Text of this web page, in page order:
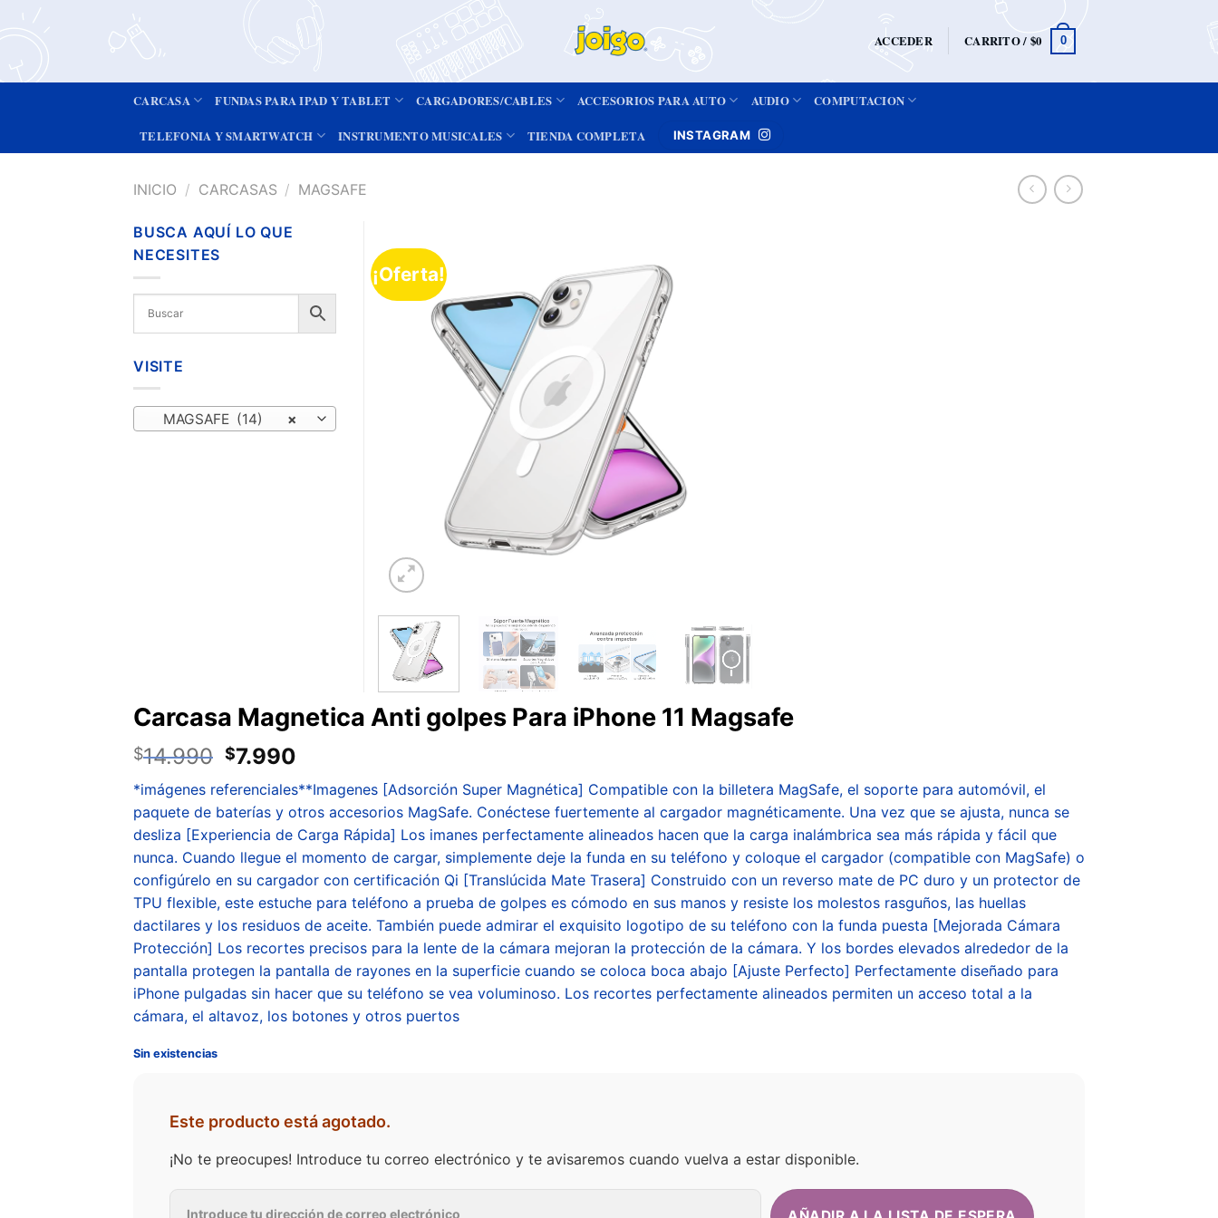
ACCEDER CARRITO / $0 0
CARCASA FUNDAS PARA IPAD Y TABLET CARGADORES/CABLES ACCESORIOS PARA AUTO AUDIO COMPUTACION
TELEFONIA Y SMARTWATCH INSTRUMENTO MUSICALES TIENDA COMPLETA INSTAGRAM
INICIO / CARCASAS / MAGSAFE
¡Oferta!
Carcasa Magnetica Anti golpes Para iPhone 11 Magsafe
$14.990 $7.990
*imágenes referenciales**Imagenes [Adsorción Super Magnética] Compatible con la billetera MagSafe, el soporte para automóvil, el
paquete de baterías y otros accesorios MagSafe. Conéctese fuertemente al cargador magnéticamente. Una vez que se ajusta, nunca se
desliza [Experiencia de Carga Rápida] Los imanes perfectamente alineados hacen que la carga inalámbrica sea más rápida y fácil que
nunca. Cuando llegue el momento de cargar, simplemente deje la funda en su teléfono y coloque el cargador (compatible con MagSafe) o
configúrelo en su cargador con certificación Qi [Translúcida Mate Trasera] Construido con un reverso mate de PC duro y un protector de
TPU flexible, este estuche para teléfono a prueba de golpes es cómodo en sus manos y resiste los molestos rasguños, las huellas
dactilares y los residuos de aceite. También puede admirar el exquisito logotipo de su teléfono con la funda puesta [Mejorada Cámara
Protección] Los recortes precisos para la lente de la cámara mejoran la protección de la cámara. Y los bordes elevados alrededor de la
pantalla protegen la pantalla de rayones en la superficie cuando se coloca boca abajo [Ajuste Perfecto] Perfectamente diseñado para
iPhone pulgadas sin hacer que su teléfono se vea voluminoso. Los recortes perfectamente alineados permiten un acceso total a la
cámara, el altavoz, los botones y otros puertos
Sin existencias
Este producto está agotado.
¡No te preocupes! Introduce tu correo electrónico y te avisaremos cuando vuelva a estar disponible.
BUSCA AQUÍ LO QUE
NECESITES
VISITE
×
MAGSAFE (14)